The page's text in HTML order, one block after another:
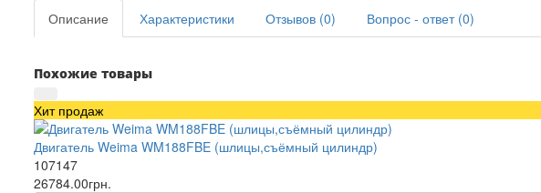
Описание
Характеристики Отзывов (0) Вопрос - ответ (0)
Похожие товары
Хит продаж
Двигатель Weima WM188FBE (шлицы,съёмный цилиндр)
107147
26784.00грн.